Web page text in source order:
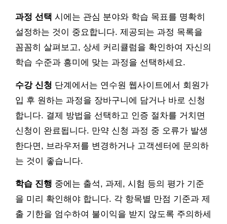
과정 선택 시에는 관심 분야와 학습 목표를 명확히
설정하는 것이 중요합니다. 제공되는 과정 목록을
꼼꼼히 살펴보고, 상세 커리큘럼을 확인하여 자신의
학습 수준과 흥미에 맞는 과정을 선택하세요.
수강 신청 단계에서는 연수원 웹사이트에서 회원가
입 후 원하는 과정을 장바구니에 담거나 바로 신청
합니다. 결제 방법을 선택하고 인증 절차를 거치면
신청이 완료됩니다. 만약 신청 과정 중 오류가 발생
한다면, 브라우저를 변경하거나 고객센터에 문의하
는 것이 좋습니다.
학습 진행 중에는 출석, 과제, 시험 등의 평가 기준
을 미리 확인해야 합니다. 각 항목별 만점 기준과 제
출 기한을 엄수하여 불이익을 받지 않도록 주의하세